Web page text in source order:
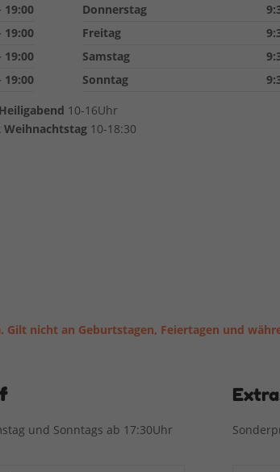
19:00
19:00
19:00
19:00
Donnerstag
Freitag
Samstag
Sonntag
Heiligabend 10-16Uhr
Weihnachtstag 10-18:30
nicht an Geburtstagen, Feiertagen und
und Sonntags ab 17:30Uhr